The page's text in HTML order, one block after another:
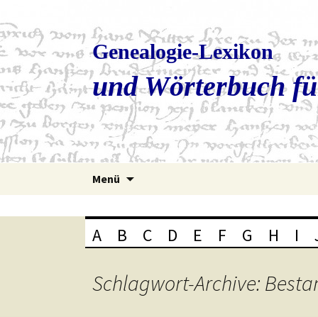
Genealogie-Lexikon
und Wörterbuch
Menü
A B C D E F G H I
Schlagwort-Archive: